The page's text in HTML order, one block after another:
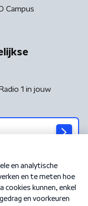
Campus
1 in jouw